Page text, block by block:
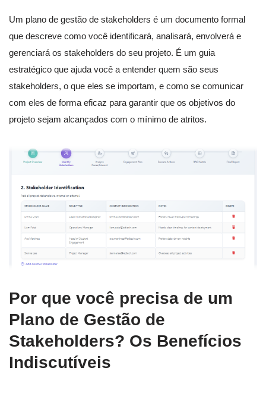
Um plano de gestão de stakeholders é um documento formal
que descreve como você identificará, analisará, envolverá e
gerenciará os stakeholders do seu projeto. É um guia
estratégico que ajuda você a entender quem são seus
stakeholders, o que eles se importam, e como se comunicar
com eles de forma eficaz para garantir que os objetivos do
projeto sejam alcançados com o mínimo de atritos.
Por que você precisa de um
Plano de Gestão de
Stakeholders? Os Benefícios
Indiscutíveis